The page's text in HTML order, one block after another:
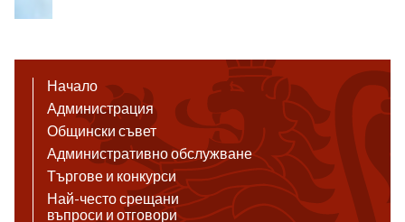
Начало
Администрация
Общински съвет
Административно обслужване
Търгове и конкурси
Най-често срещани
въпроси и отговори